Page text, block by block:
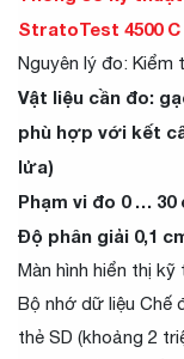
StratoTest 4500
Nguyên lý đo: Kiểm
Vật liệu cần đo:
phù hợp với kết
lửa)
Phạm vi đo 0 … 30
Độ phân giải 0,1
Màn hình hiển thị
Bộ nhớ dữ liệu Chế
thẻ SD (khoảng 2